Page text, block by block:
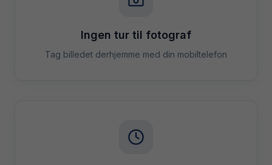
Ingen tur til fotograf
Tag billedet derhjemme med din mobiltelefon